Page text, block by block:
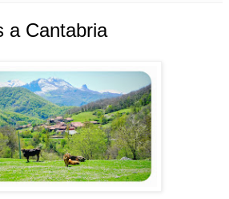
a Cantabria